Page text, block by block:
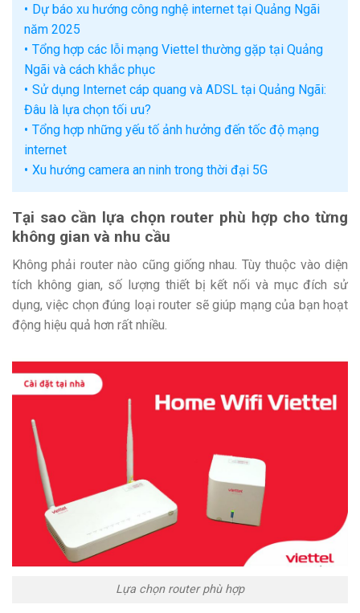
Dự báo xu hướng công nghệ internet tại Quảng Ngãi
năm 2025
Tổng hợp các lỗi mạng Viettel thường gặp tại Quảng
Ngãi và cách khắc phục
Sử dụng Internet cáp quang và ADSL tại Quảng Ngãi:
Đâu là lựa chọn tối ưu?
Tổng hợp những yếu tố ảnh hưởng đến tốc độ mạng
internet
Xu hướng camera an ninh trong thời đại 5G
Tại sao cần lựa chọn router phù hợp cho từng
không gian và nhu cầu
Không phải router nào cũng giống nhau. Tùy thuộc vào diện
tích không gian, số lượng thiết bị kết nối và mục đích sử
dụng, việc chọn đúng loại router sẽ giúp mạng của bạn hoạt
động hiệu quả hơn rất nhiều.
Lựa chọn router phù hợp